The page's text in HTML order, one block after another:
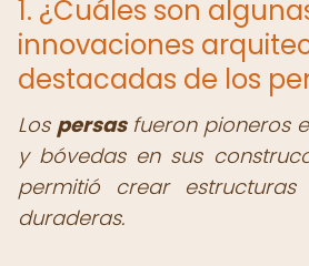
1. ¿Cuáles son
innovaciones
destacadas de los
Los persasfueron pioneros
y bóvedas en sus
permitió crear
duraderas.